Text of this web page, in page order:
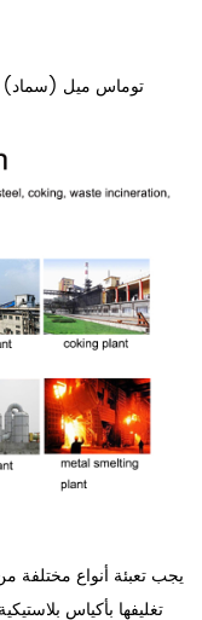
توماس ميل (سماد) ،
يجب تعبئة أنواع
تغليفها بأكياس